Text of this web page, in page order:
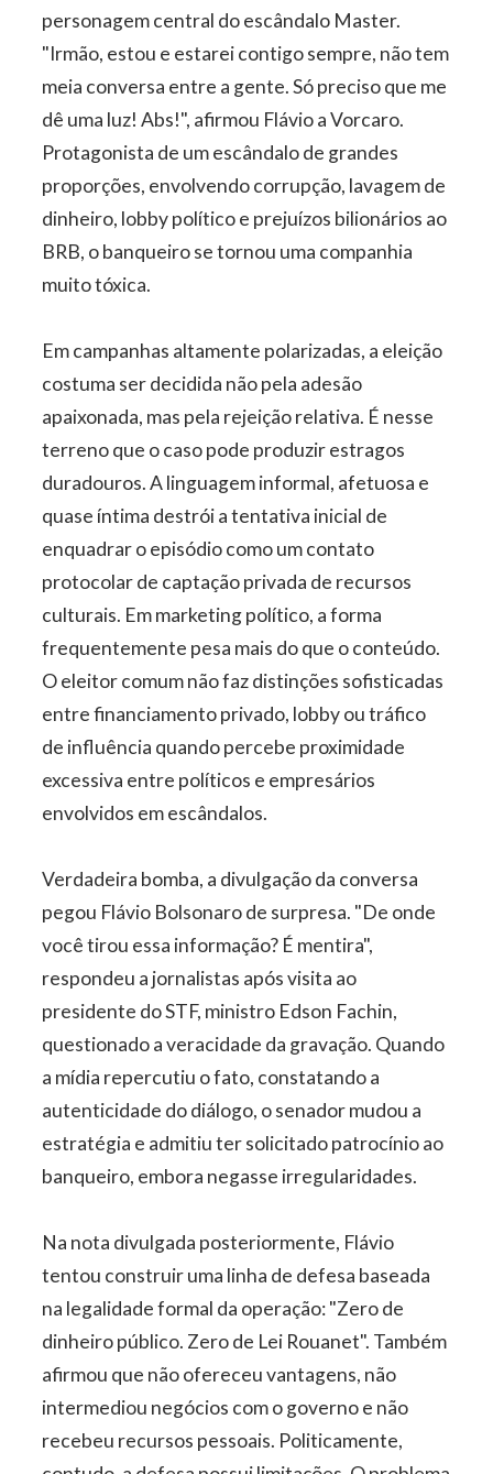
personagem central do escândalo Master.
"Irmão, estou e estarei contigo sempre, não tem
meia conversa entre a gente. Só preciso que me
dê uma luz! Abs!", afirmou Flávio a Vorcaro.
Protagonista de um escândalo de grandes
proporções, envolvendo corrupção, lavagem de
dinheiro, lobby político e prejuízos bilionários ao
BRB, o banqueiro se tornou uma companhia
muito tóxica.
Em campanhas altamente polarizadas, a eleição
costuma ser decidida não pela adesão
apaixonada, mas pela rejeição relativa. É nesse
terreno que o caso pode produzir estragos
duradouros. A linguagem informal, afetuosa e
quase íntima destrói a tentativa inicial de
enquadrar o episódio como um contato
protocolar de captação privada de recursos
culturais. Em marketing político, a forma
frequentemente pesa mais do que o conteúdo.
O eleitor comum não faz distinções sofisticadas
entre financiamento privado, lobby ou tráfico
de influência quando percebe proximidade
excessiva entre políticos e empresários
envolvidos em escândalos.
Verdadeira bomba, a divulgação da conversa
pegou Flávio Bolsonaro de surpresa. "De onde
você tirou essa informação? É mentira",
respondeu a jornalistas após visita ao
presidente do STF, ministro Edson Fachin,
questionado a veracidade da gravação. Quando
a mídia repercutiu o fato, constatando a
autenticidade do diálogo, o senador mudou a
estratégia e admitiu ter solicitado patrocínio ao
banqueiro, embora negasse irregularidades.
Na nota divulgada posteriormente, Flávio
tentou construir uma linha de defesa baseada
na legalidade formal da operação: "Zero de
dinheiro público. Zero de Lei Rouanet". Também
afirmou que não ofereceu vantagens, não
intermediou negócios com o governo e não
recebeu recursos pessoais. Politicamente,